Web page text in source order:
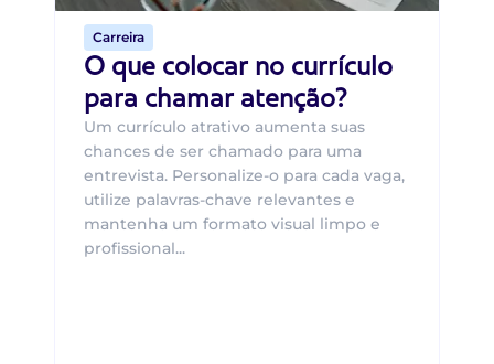
Carreira
O que colocar no currículo
para chamar atenção?
Um currículo atrativo aumenta suas
chances de ser chamado para uma
entrevista. Personalize-o para cada vaga,
utilize palavras-chave relevantes e
mantenha um formato visual limpo e
profissional...